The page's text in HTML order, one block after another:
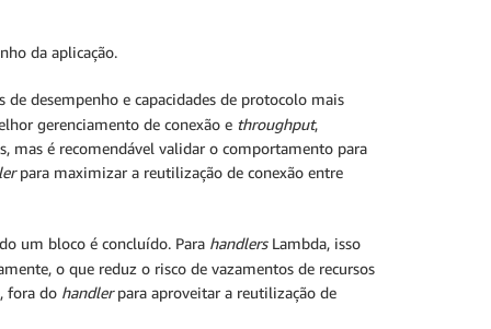
da aplicação.
desempenho e capacidades de protocolo mais
gerenciamento de conexão e throughput,
mas é recomendável validar o comportamento para
para maximizar a reutilização de conexão entre
um bloco é concluído. Para handlersLambda, isso
o que reduz o risco de vazamentos de recursos
fora do handlerpara aproveitar a reutilização de